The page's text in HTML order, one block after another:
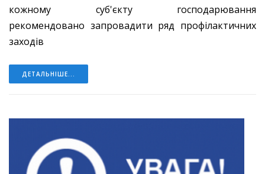
кожному суб'єкту господарювання
рекомендовано запровадити ряд профілактичних
заходів
ДЕТАЛЬНІШЕ...